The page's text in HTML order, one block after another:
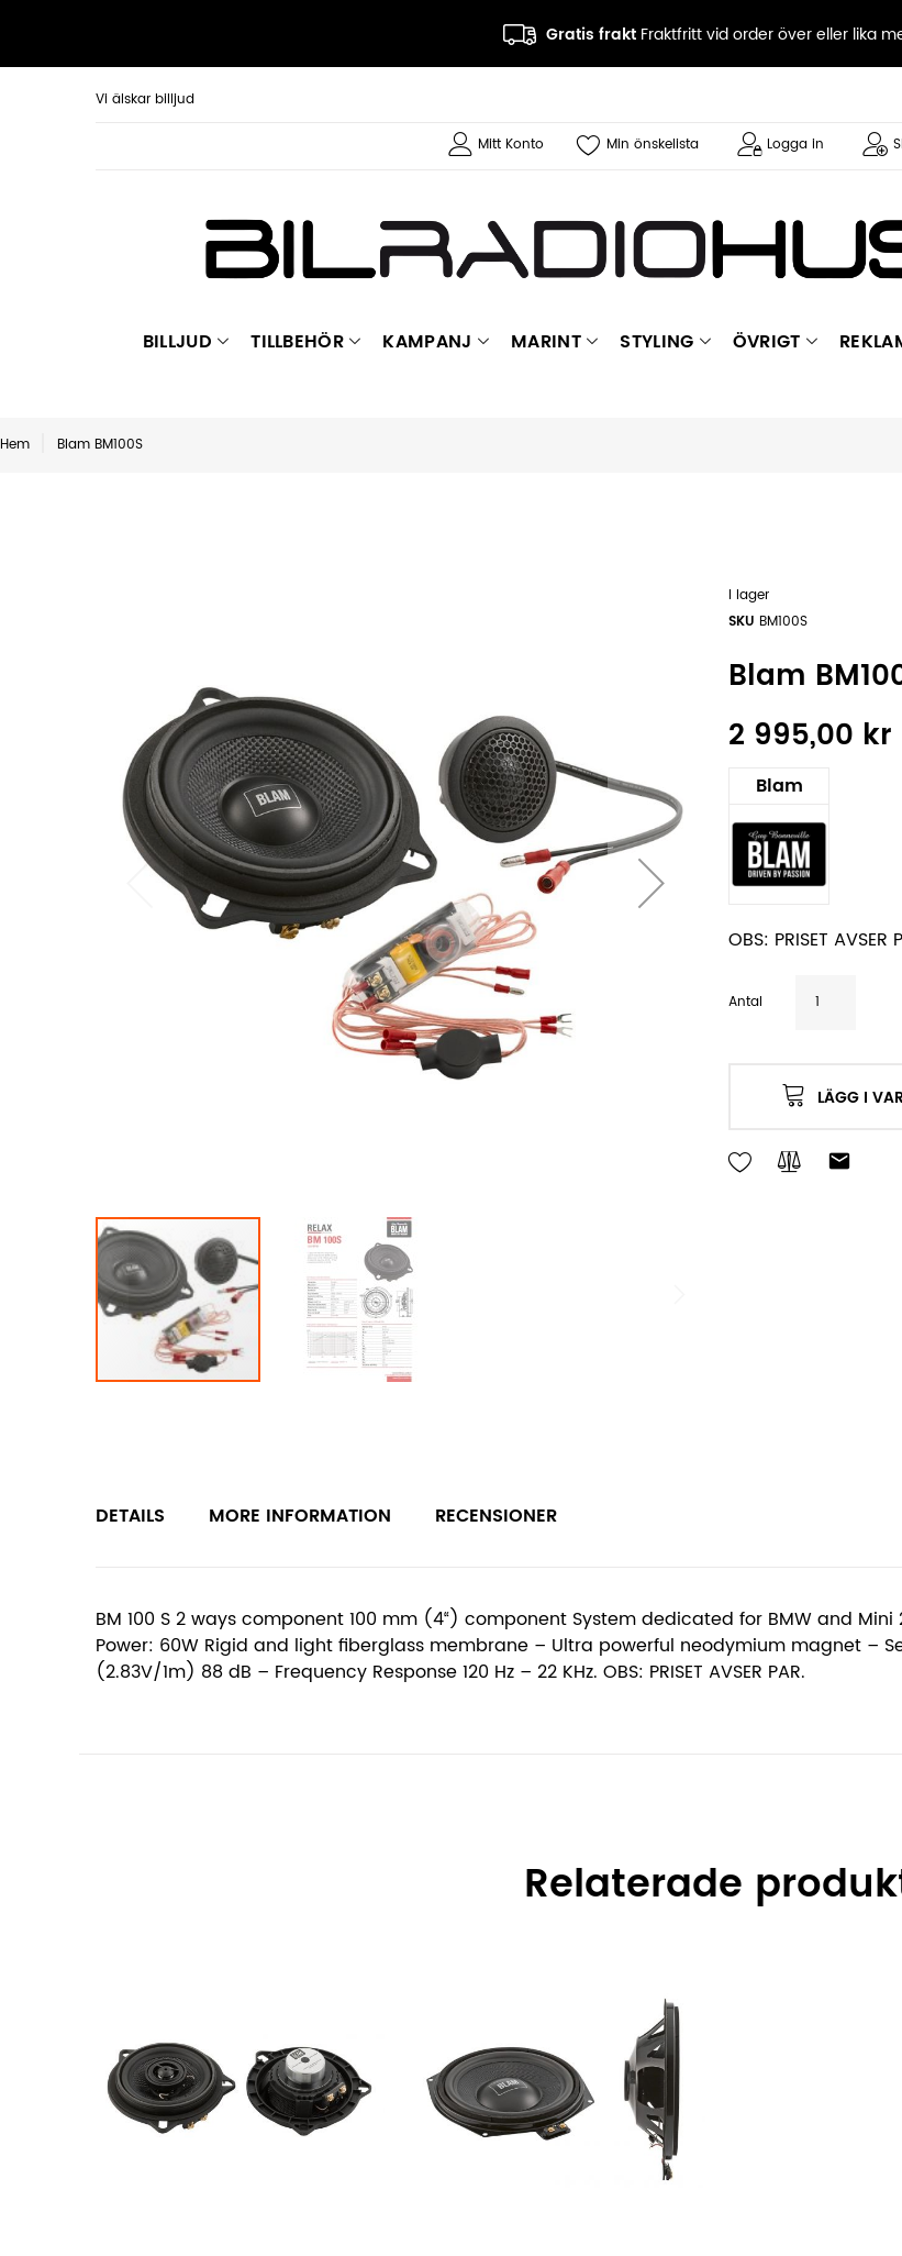
Gratis frakt Fraktfritt vid order över eller lika
Vi älskar billjud
Mitt Konto Min önskelista Logga in
BILLJUD TILLBEHÖR KAMPANJ MARINT STYLING ÖVRIGT
Hem Blam BM100S
I lager
SKU BM100S
Blam
2 995,00 kr
Blam
OBS: PRISET AVSER
Antal
LÄGG I
DETAILS
BM 100 S 2 ways component 100 mm (4“) component System dedicated for BMW and
Power: 60W Rigid and light fiberglass membrane – Ultra powerful neodymium magnet –
(2.83V/1m) 88 dB – Frequency Response 120 Hz – 22 KHz. OBS: PRISET AVSER PAR.
MORE INFORMATION RECENSIONER
Relaterade